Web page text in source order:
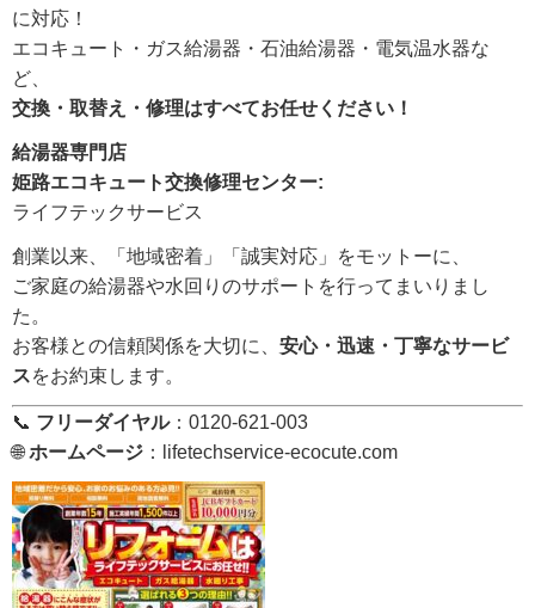
に対応！
エコキュート・ガス給湯器・石油給湯器・電気温水器な
ど、
交換・取替え・修理はすべてお任せください！
給湯器専門店
姫路エコキュート交換修理センター:
ライフテックサービス
創業以来、「地域密着」「誠実対応」をモットーに、
ご家庭の給湯器や水回りのサポートを行ってまいりまし
た。
お客様との信頼関係を大切に、 安心・迅速・丁寧なサービ
スをお約束します。
📞 フリーダイヤル：0120-621-003
🌐ホームページ ： lifetechservice-ecocute.com